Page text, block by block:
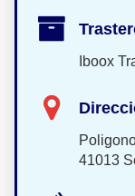
Iboox
41013